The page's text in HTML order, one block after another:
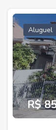
Aluguel
R$